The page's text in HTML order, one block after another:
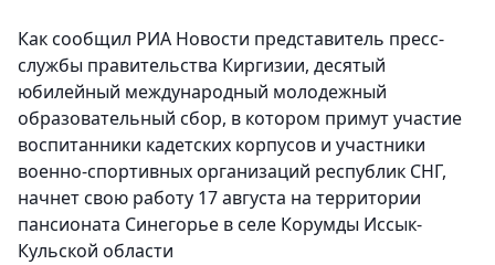
Как сообщил РИА Новости представитель пресс-
службы правительства Киргизии, десятый
юбилейный международный молодежный
образовательный сбор, в котором примут участие
воспитанники кадетских корпусов и участники
военно-спортивных организаций республик СНГ,
начнет свою работу 17 августа на территории
пансионата Синегорье в селе Корумды Иссык-
Кульской области